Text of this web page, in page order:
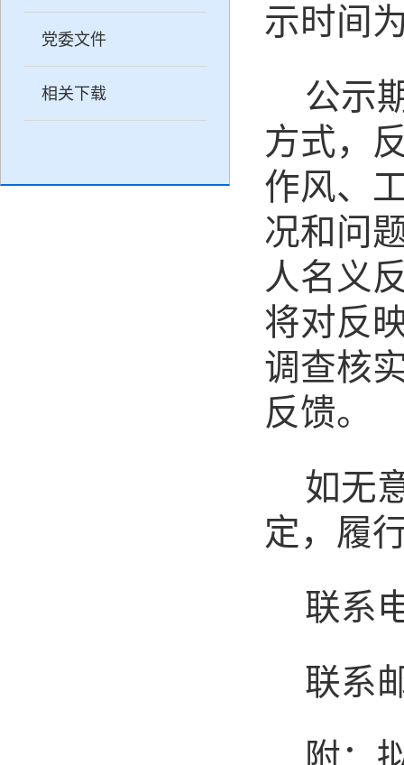
党委文件
相关下载
示时间
公示
方式，
作风、
况和问
人名义
将对反
调查核
反馈。
如无
定，履
联系
联系